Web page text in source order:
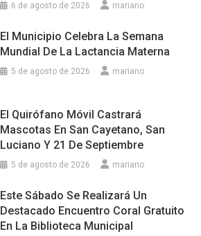
6 de agosto de 2026 mariano
El Municipio Celebra La Semana
Mundial De La Lactancia Materna
5 de agosto de 2026 mariano
El Quirófano Móvil Castrará
Mascotas En San Cayetano, San
Luciano Y 21 De Septiembre
5 de agosto de 2026 mariano
Este Sábado Se Realizará Un
Destacado Encuentro Coral Gratuito
En La Biblioteca Municipal